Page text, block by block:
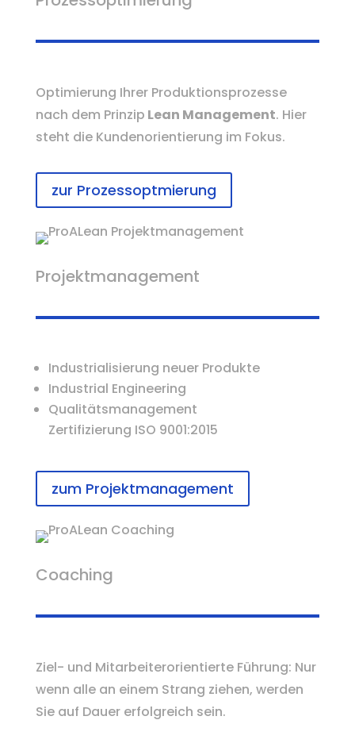
Optimierung Ihrer Produktionsprozesse
nach dem Prinzip Lean Management. Hier
steht die Kundenorientierung im Fokus.
zur Prozessoptmierung
Projektmanagement
Industrialisierung neuer Produkte
Industrial Engineering
Qualitätsmanagement
Zertifizierung ISO 9001:2015
zum Projektmanagement
Coaching
Ziel- und Mitarbeiterorientierte Führung: Nur
wenn alle an einem Strang ziehen, werden
Sie auf Dauer erfolgreich sein.